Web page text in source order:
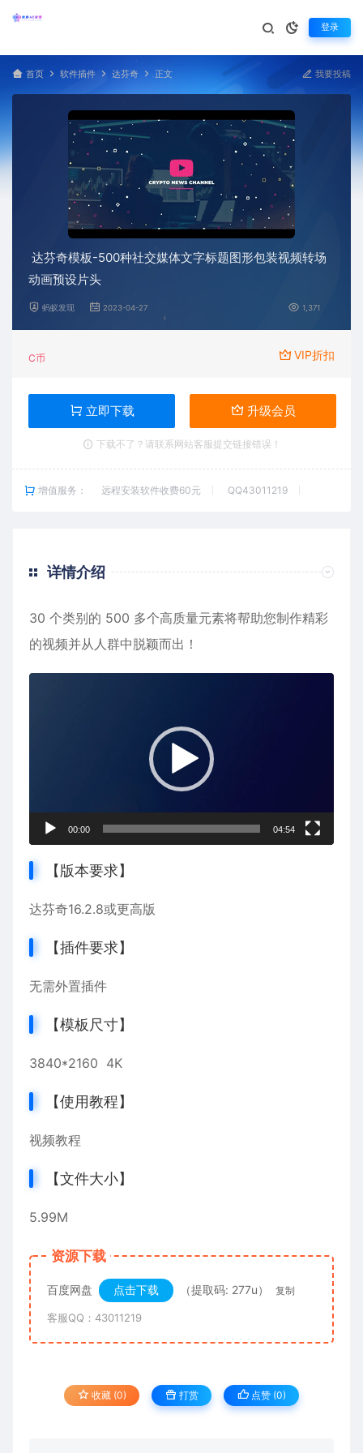
登录
首页 软件插件 达芬奇 正文 我要投稿
达芬奇模板-500种社交媒体文字标题图形包装视频转场
动画预设片头
蚂蚁发现 2023-04-27 1,371
C币 VIP折扣
立即下载 升级会员
下载不了？请联系网站客服提交链接错误！
增值服务： 远程安装软件收费60元 QQ43011219
详情介绍
30 个类别的 500 多个高质量元素将帮助您制作精彩
的视频并从人群中脱颖而出！
00:00 04:54
【版本要求】
达芬奇16.2.8或更高版
【插件要求】
无需外置插件
【模板尺寸】
3840*2160 4K
【使用教程】
视频教程
【文件大小】
5.99M
资源下载
百度网盘 点击下载 （提取码: 277u） 复制
客服QQ：43011219
收藏 (0) 打赏 点赞 (0)